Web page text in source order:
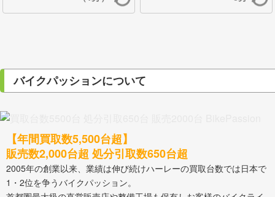
バイクパッションについて
【年間買取数5,500台超】
販売数2,000台超 処分引取数650台超
2005年の創業以来、業績は伸び続けハーレーの買取台数では日本で
1・2位を争うバイクパッション。